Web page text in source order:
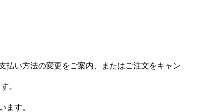
払い方法の変更をご案内、またはご注文をキャン
。
ます。